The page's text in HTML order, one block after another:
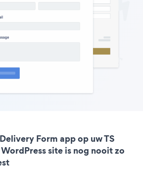
Form app op uw TS
site is nog nooit zo